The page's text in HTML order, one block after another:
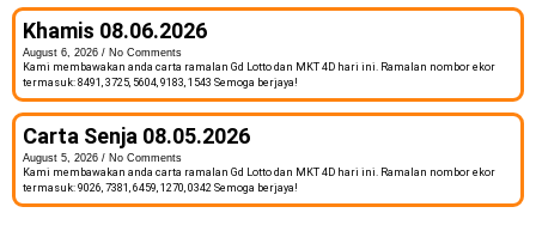
Khamis 08.06.2026
August 6, 2026
No Comments
Kami membawakan anda carta ramalan Gd Lotto dan MKT 4D hari ini. Ramalan nombor ekor
termasuk: 8491, 3725, 5604, 9183, 1543 Semoga berjaya!
Carta Senja 08.05.2026
August 5, 2026
No Comments
Kami membawakan anda carta ramalan Gd Lotto dan MKT 4D hari ini. Ramalan nombor ekor
termasuk: 9026, 7381, 6459, 1270, 0342 Semoga berjaya!